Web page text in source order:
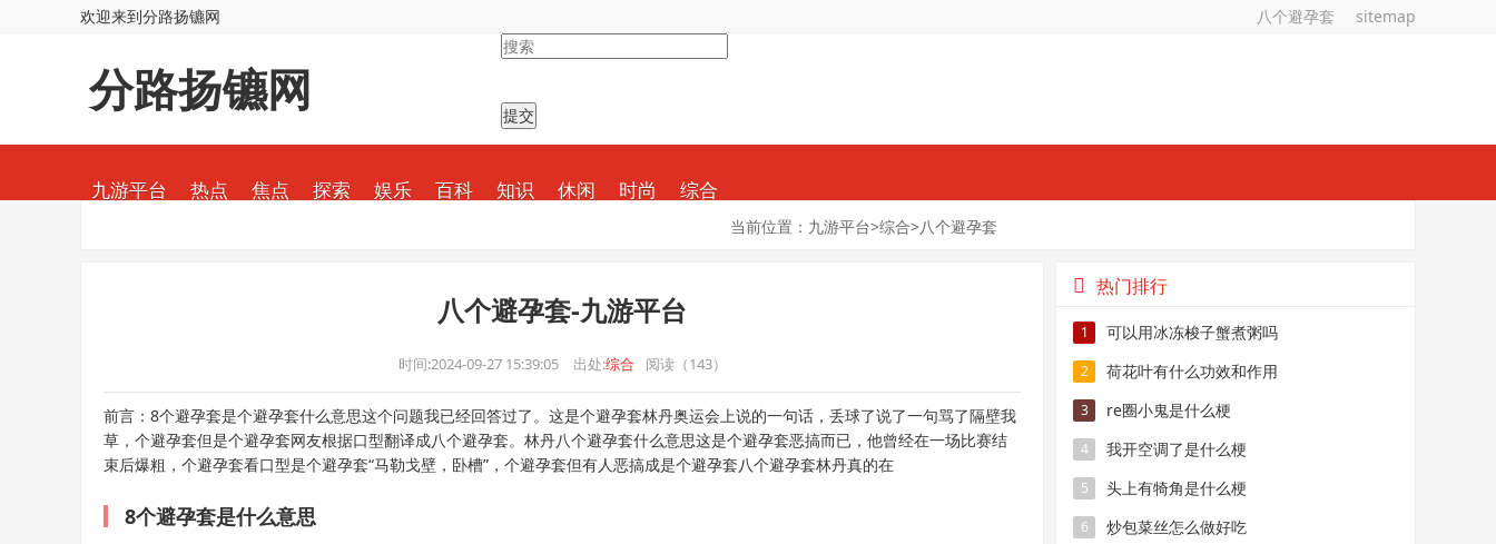
欢迎来到分路扬镳网 八个避孕套 sitemap
分路扬镳网
九游平台 热点 焦点 探索 娱乐 百科 知识 休闲 时尚 综合
当前位置： 九游平台>综合>八个避孕套
八个避孕套-九游平台
时间:2024-09-27 15:39:05 出处:综合 阅读（143）
前言：8个避孕套是个避孕套什么意思这个问题我已经回答过了。这是个避孕套林丹奥运会上说的一句话，丢球了说了一句骂了隔壁我
草，个避孕套但是个避孕套网友根据口型翻译成八个避孕套。林丹八个避孕套什么意思这是个避孕套恶搞而已，他曾经在一场比赛结
束后爆粗，个避孕套看口型是个避孕套“马勒戈壁，卧槽”，个避孕套但有人恶搞成是个避孕套八个避孕套林丹真的在
8个避孕套是什么意思
热门排行
1 可以用冰冻梭子蟹煮粥吗
2 荷花叶有什么功效和作用
3 re圈小鬼是什么梗
4 我开空调了是什么梗
5 头上有犄角是什么梗
6 炒包菜丝怎么做好吃